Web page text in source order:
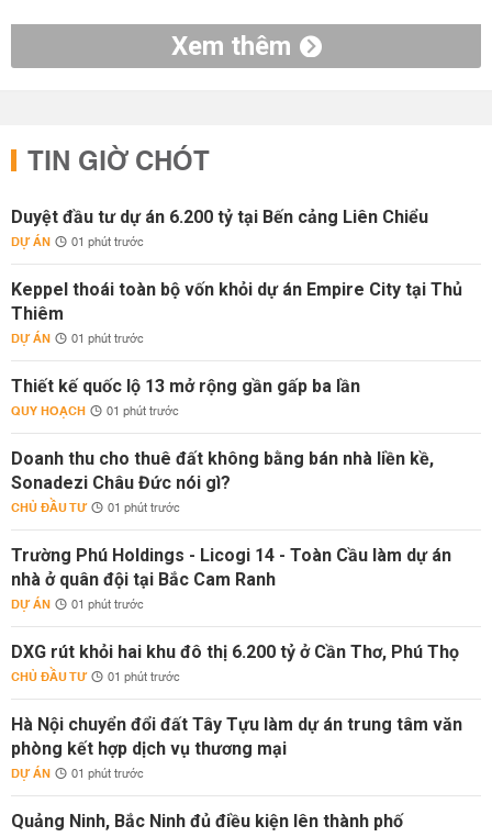
Xem thêm
TIN GIỜ CHÓT
Duyệt đầu tư dự án 6.200 tỷ tại Bến cảng Liên Chiểu
DỰ ÁN 01 phút trước
Keppel thoái toàn bộ vốn khỏi dự án Empire City tại Thủ
Thiêm
DỰ ÁN 01 phút trước
Thiết kế quốc lộ 13 mở rộng gần gấp ba lần
QUY HOẠCH 01 phút trước
Doanh thu cho thuê đất không bằng bán nhà liền kề,
Sonadezi Châu Đức nói gì?
CHỦ ĐẦU TƯ 01 phút trước
Trường Phú Holdings - Licogi 14 - Toàn Cầu làm dự án
nhà ở quân đội tại Bắc Cam Ranh
DỰ ÁN 01 phút trước
DXG rút khỏi hai khu đô thị 6.200 tỷ ở Cần Thơ, Phú Thọ
CHỦ ĐẦU TƯ 01 phút trước
Hà Nội chuyển đổi đất Tây Tựu làm dự án trung tâm văn
phòng kết hợp dịch vụ thương mại
DỰ ÁN 01 phút trước
Quảng Ninh, Bắc Ninh đủ điều kiện lên thành phố